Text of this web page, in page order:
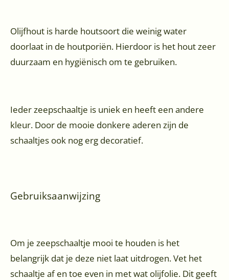
Olijfhout is harde houtsoort die weinig water
doorlaat in de houtporiën. Hierdoor is het hout zeer
duurzaam en hygiënisch om te gebruiken.
Ieder zeepschaaltje is uniek en heeft een andere
kleur. Door de mooie donkere aderen zijn de
schaaltjes ook nog erg decoratief.
Gebruiksaanwijzing
Om je zeepschaaltje mooi te houden is het
belangrijk dat je deze niet laat uitdrogen. Vet het
schaaltje af en toe even in met wat olijfolie. Dit geeft